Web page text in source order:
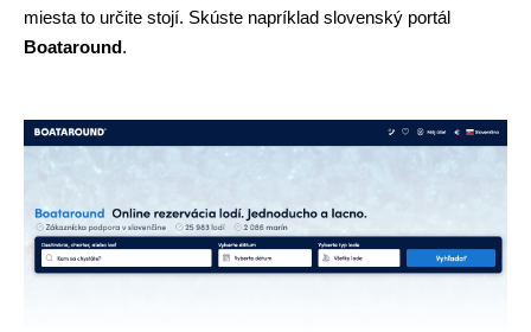
miesta to určite stojí. Skúste napríklad slovenský portál
Boataround.